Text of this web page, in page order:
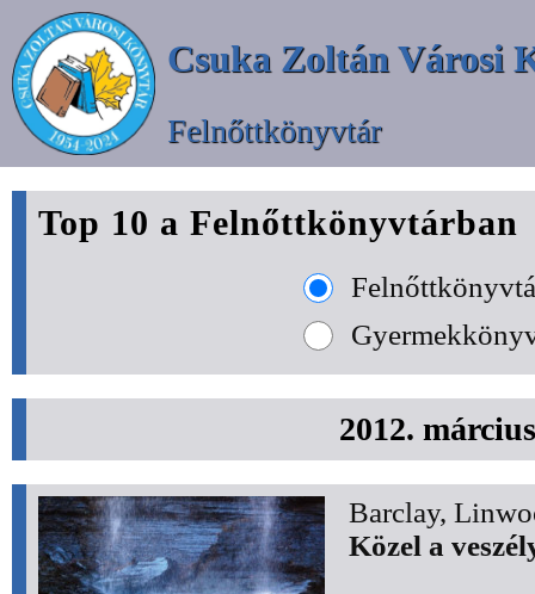
Csuka Zoltán Városi
Felnőttkönyvtár
Top 10 a Felnőttkönyvtárban
2012. március
Barclay,
Közel a